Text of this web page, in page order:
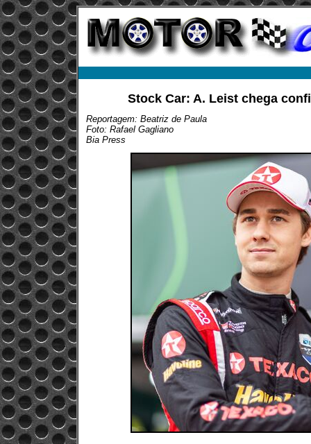
Stock Car: A. Leist chega
Reportagem: Beatriz de Paula
Foto: Rafael Gagliano
Bia Press